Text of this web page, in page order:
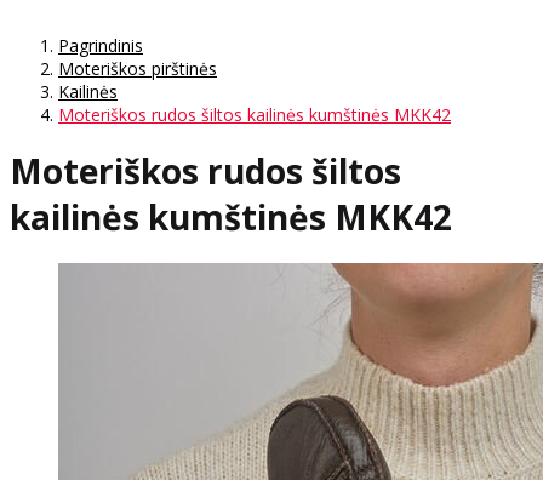
Pagrindinis
Moteriškos pirštinės
Kailinės
Moteriškos rudos šiltos kailinės kumštinės MKK42
Moteriškos rudos šiltos
kailinės kumštinės MKK42